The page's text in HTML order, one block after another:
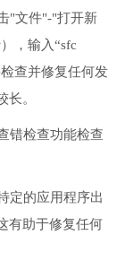
"文件"-"打开新
，输入“sfc
查并修复任何发
。
错检查功能检查
定的应用程序出
有助于修复任何